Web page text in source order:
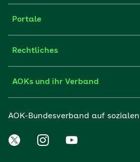
Portale
Rechtliches
AOKs und ihr Verband
AOK-Bundesverband auf